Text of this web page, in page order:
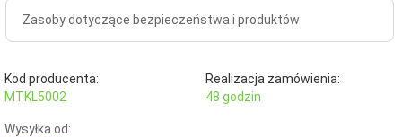
Zasoby dotyczące bezpieczeństwa i produktów
Kod producenta:
MTKL5002
Realizacja zamówienia:
48 godzin
Wysyłka od: